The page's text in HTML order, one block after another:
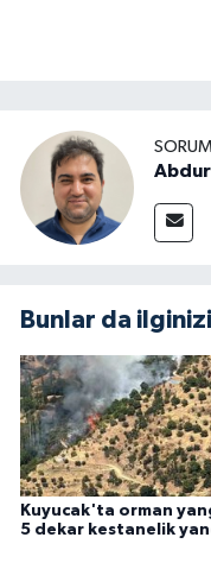
Bunlar da
Kuyucak'ta orman
5 dekar kestanelik